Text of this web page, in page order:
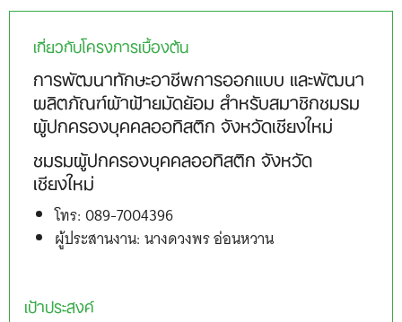
เกี่ยวกับโครงการเบื้องต้น
การพัฒนาทักษะอาชีพการออกแบบ และพัฒนา
ผลิตภัณฑ์ผ้าฝ้ายมัดย้อม สำหรับสมาชิกชมรม
ผู้ปกครองบุคคลออทิสติก จังหวัดเชียงใหม่
ชมรมผู้ปกครองบุคคลออทิสติก จังหวัด
เชียงใหม่
โทร: 089-7004396
ผู้ประสานงาน: นางดวงพร อ่อนหวาน
เป้าประสงค์